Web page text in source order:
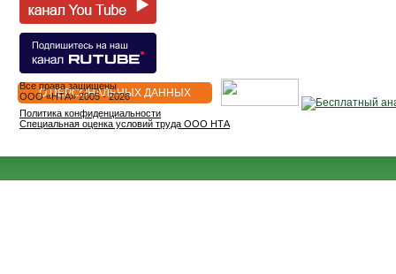
О ПЕРСОНАЛЬНЫХ ДАННЫХ
Все права защищены
OOO «НТА» 2005 - 2026
Политика конфиденциальности
Специальная оценка условий труда ООО НТА